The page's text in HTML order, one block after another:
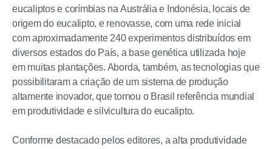
eucaliptos e corímbias na Austrália e Indonésia, locais de
origem do eucalipto, e renovasse, com uma rede inicial
com aproximadamente 240 experimentos distribuídos em
diversos estados do País, a base genética utilizada hoje
em muitas plantações. Aborda, também, as tecnologias que
possibilitaram a criação de um sistema de produção
altamente inovador, que tornou o Brasil referência mundial
em produtividade e silvicultura do eucalipto.
Conforme destacado pelos editores, a alta produtividade